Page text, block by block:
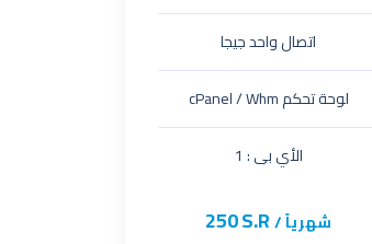
اتصال واحد جيجا
لوحة تحكم cPanel / Whm
الأي بى : 1
شهرياً / 250S.R